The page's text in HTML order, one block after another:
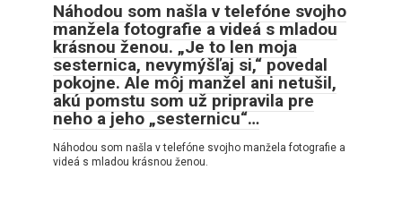
Náhodou som našla v telefóne svojho
manžela fotografie a videá s mladou
krásnou ženou. „Je to len moja
sesternica, nevymýšľaj si,“ povedal
pokojne. Ale môj manžel ani netušil,
akú pomstu som už pripravila pre
neho a jeho „sesternicu“…
Náhodou som našla v telefóne svojho manžela fotografie a
videá s mladou krásnou ženou.